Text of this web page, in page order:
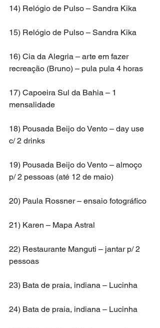
14) Relógio de Pulso – Sandra Kika
15) Relógio de Pulso – Sandra Kika
16) Cia da Alegria – arte em fazer
recreação (Bruno) – pula pula 4 horas
17) Capoeira Sul da Bahia – 1
mensalidade
18) Pousada Beijo do Vento – day use
c/ 2 drinks
19) Pousada Beijo do Vento – almoço
p/ 2 pessoas (até 12 de maio)
20) Paula Rossner – ensaio fotográfico
21) Karen – Mapa Astral
22) Restaurante Manguti – jantar p/ 2
pessoas
23) Bata de praia, indiana – Lucinha
24) Bata de praia, indiana – Lucinha